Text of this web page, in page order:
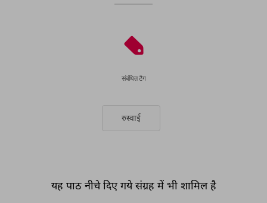
संबंधित टैग
रुस्वाई
यह पाठ नीचे दिए गये संग्रह में भी शामिल है